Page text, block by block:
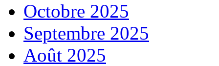
Octobre 2025
Septembre 2025
Août 2025